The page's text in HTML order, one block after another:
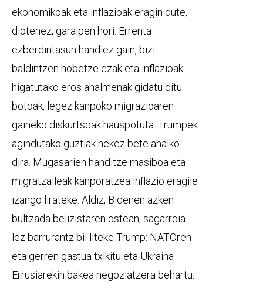
ekonomikoak eta inflazioak eragin dute,
diotenez, garaipen hori. Errenta
ezberdintasun handiez gain, bizi
baldintzen hobetze ezak eta inflazioak
higatutako eros ahalmenak gidatu ditu
botoak, legez kanpoko migrazioaren
gaineko diskurtsoak hauspotuta. Trumpek
agindutako guztiak nekez bete ahalko
dira. Mugasarien handitze masiboa eta
migratzaileak kanporatzea inflazio eragile
izango lirateke. Aldiz, Bidenen azken
bultzada belizistaren ostean, sagarroia
lez barrurantz bil liteke Trump: NATOren
eta gerren gastua txikitu eta Ukraina
Errusiarekin bakea negoziatzera behartu.